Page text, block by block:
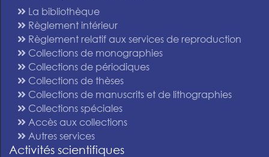
La bibliothèque
Règlement intérieur
Règlement relatif aux services de reproduction
Collections de monographies
Collections de périodiques
Collections de thèses
Collections de manuscrits et de lithographies
Collections spéciales
Accès aux collections
Autres services
Activités scientifiques